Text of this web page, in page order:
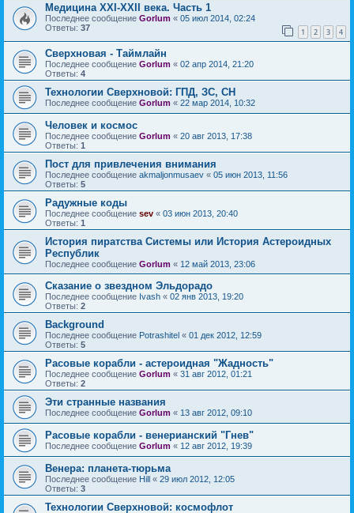
Медицина XXI-XXII века. Часть 1
Последнее сообщение Gorlum « 05 июл 2014, 02:24
Ответы: 37 1 2 3 4
Сверхновая - Таймлайн
Последнее сообщение Gorlum « 02 апр 2014, 21:20
Ответы: 4
Технологии Сверхновой: ГПД, ЗС, СН
Последнее сообщение Gorlum « 22 мар 2014, 10:32
Человек и космос
Последнее сообщение Gorlum « 20 авг 2013, 17:38
Ответы: 1
Пост для привлечения внимания
Последнее сообщение akmaljonmusaev « 05 июн 2013, 11:56
Ответы: 5
Радужные коды
Последнее сообщение sev « 03 июн 2013, 20:40
Ответы: 1
История пиратства Системы или История Астероидных
Республик
Последнее сообщение Gorlum « 12 май 2013, 23:06
Сказание о звездном Эльдорадо
Последнее сообщение Ivash « 02 янв 2013, 19:20
Ответы: 2
Background
Последнее сообщение Potrashitel « 01 дек 2012, 12:59
Ответы: 5
Расовые корабли - астероидная "Жадность"
Последнее сообщение Gorlum « 31 авг 2012, 01:21
Ответы: 2
Эти странные названия
Последнее сообщение Gorlum « 13 авг 2012, 09:10
Расовые корабли - венерианский "Гнев"
Последнее сообщение Gorlum « 12 авг 2012, 19:39
Венера: планета-тюрьма
Последнее сообщение Hill « 29 июл 2012, 12:05
Ответы: 3
Технологии Сверхновой: космофлот